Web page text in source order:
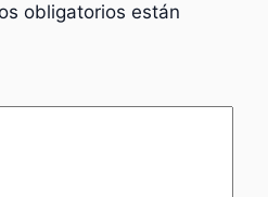
obligatorios están